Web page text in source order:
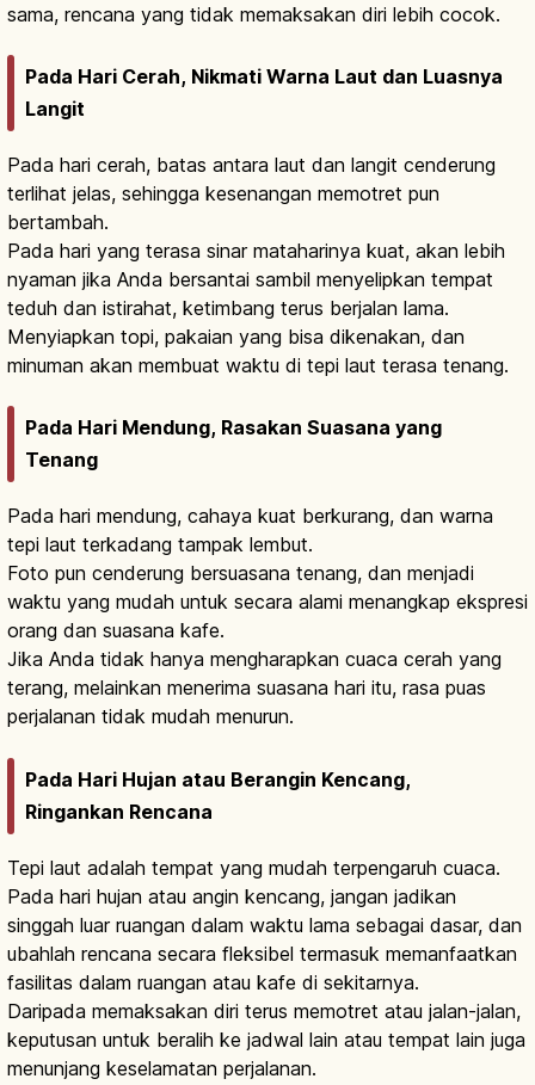
sama, rencana yang tidak memaksakan diri lebih cocok.
Pada Hari Cerah, Nikmati Warna Laut dan Luasnya
Langit
Pada hari cerah, batas antara laut dan langit cenderung
terlihat jelas, sehingga kesenangan memotret pun
bertambah.
Pada hari yang terasa sinar mataharinya kuat, akan lebih
nyaman jika Anda bersantai sambil menyelipkan tempat
teduh dan istirahat, ketimbang terus berjalan lama.
Menyiapkan topi, pakaian yang bisa dikenakan, dan
minuman akan membuat waktu di tepi laut terasa tenang.
Pada Hari Mendung, Rasakan Suasana yang
Tenang
Pada hari mendung, cahaya kuat berkurang, dan warna
tepi laut terkadang tampak lembut.
Foto pun cenderung bersuasana tenang, dan menjadi
waktu yang mudah untuk secara alami menangkap ekspresi
orang dan suasana kafe.
Jika Anda tidak hanya mengharapkan cuaca cerah yang
terang, melainkan menerima suasana hari itu, rasa puas
perjalanan tidak mudah menurun.
Pada Hari Hujan atau Berangin Kencang,
Ringankan Rencana
Tepi laut adalah tempat yang mudah terpengaruh cuaca.
Pada hari hujan atau angin kencang, jangan jadikan
singgah luar ruangan dalam waktu lama sebagai dasar, dan
ubahlah rencana secara fleksibel termasuk memanfaatkan
fasilitas dalam ruangan atau kafe di sekitarnya.
Daripada memaksakan diri terus memotret atau jalan-jalan,
keputusan untuk beralih ke jadwal lain atau tempat lain juga
menunjang keselamatan perjalanan.